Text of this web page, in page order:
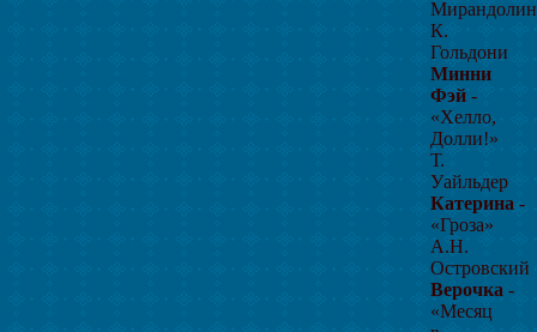
К.
Гольдони
Минни
Фэй -
«Хелло,
Долли!»
Т.
Уайльдер
Катерина -
«Гроза»
А.Н.
Островский
Верочка -
«Месяц